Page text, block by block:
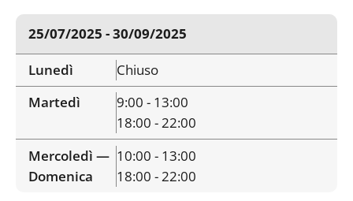
25/07/2025 - 30/09/2025
Lunedì
Chiuso
Martedì
9:00 - 13:00
18:00 - 22:00
Mercoledì —
Domenica
10:00 - 13:00
18:00 - 22:00